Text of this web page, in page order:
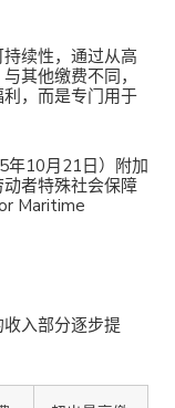
续性，通过从高
其他缴费不同，
，而是专门用于
年10月21日）附加
者特殊社会保障
Maritime
入部分逐步提